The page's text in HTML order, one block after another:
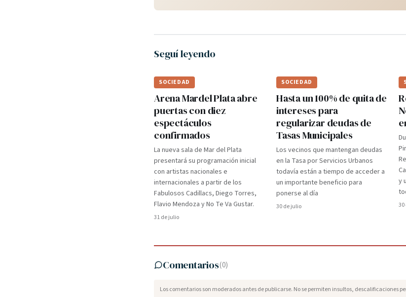
Seguí leyendo
SOCIEDAD
Arena Mardel Plata abre
puertas con diez
espectáculos
confirmados
La nueva sala de Mar del Plata
presentará su programación inicial
con artistas nacionales e
internacionales a partir de los
Fabulosos Cadillacs, Diego Torres,
Flavio Mendoza y No Te Va Gustar.
31 de julio
SOCIEDAD
Hasta un 100% de quita de
intereses para
regularizar deudas de
Tasas Municipales
Los vecinos que mantengan deudas
en la Tasa por Servicios Urbanos
todavía están a tiempo de acceder a
un importante beneficio para
ponerse al día
30 de julio
y
Comentarios(0)
Los comentarios son moderados antes de publicarse. No se permiten insultos, descalificaciones